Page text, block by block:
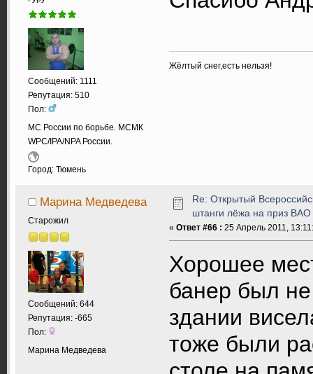
Сообщений: 1111
Репутация: 510
Пол:
МС России по борьбе. МСМК
WPC/IPA/NPA России.
Город: Тюмень
Жёлтый снег,есть нельзя!
Марина Медведева
Старожил
Сообщений: 644
Репутация: -665
Пол:
Марина Медведева
Re: Открытый
штанги лёжа на приз ВАО
« Ответ #66 : 25 Апрель 2011,
Хорошее
банер был
здании
тоже были